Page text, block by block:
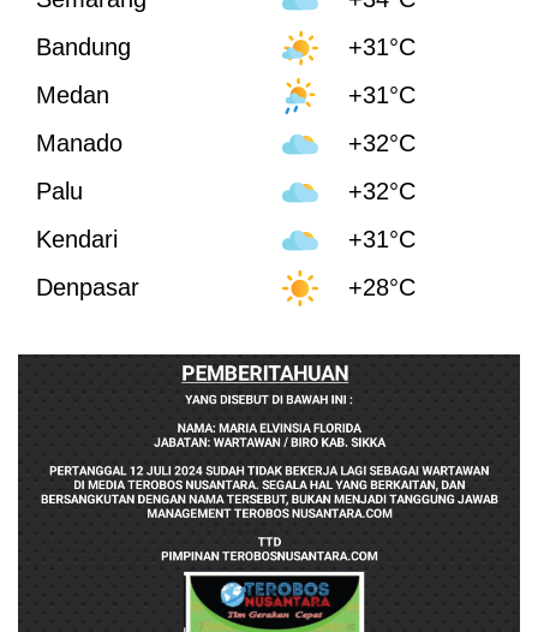
Bandung
+31°C
Medan
+31°C
Manado
+32°C
Palu
+32°C
Kendari
+31°C
Denpasar
+28°C